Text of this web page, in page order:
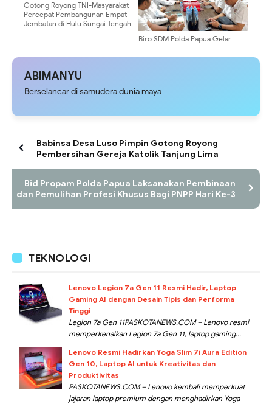
Gotong Royong TNI-Masyarakat
Percepat Pembangunan Empat
Jembatan di Hulu Sungai Tengah
Biro SDM Polda Papua Gelar
Samapta dan Kapolsek
ABIMANYU
Berselancar di samudera dunia maya
Babinsa Desa Luso Pimpin Gotong Royong
Pembersihan Gereja Katolik Tanjung Lima
Bid Propam Polda Papua Laksanakan Pembinaan
dan Pemulihan Profesi Khusus Bagi PNPP Hari Ke-3
TEKNOLOGI
Lenovo Legion 7a Gen 11 Resmi Hadir, Laptop
Gaming AI dengan Desain Tipis dan Performa
Tinggi
Legion 7a Gen 11PASKOTANEWS.COM – Lenovo resmi
memperkenalkan Legion 7a Gen 11, laptop gaming...
Lenovo Resmi Hadirkan Yoga Slim 7i Aura Edition
Gen 10, Laptop AI untuk Kreativitas dan
Produktivitas
PASKOTANEWS.COM – Lenovo kembali memperkuat
jajaran laptop premium dengan menghadirkan Yoga